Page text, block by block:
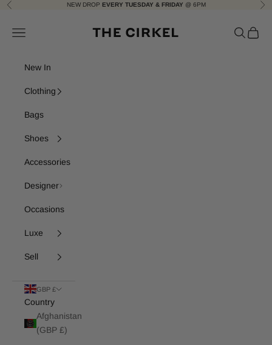
Skip to content
Previous NEW DROP EVERY TUESDAY & FRIDAY @ 6PM
Navigation menu Search
Cart
New In
Clothing
Bags
Shoes
Accessories
Designer
Occasions
Luxe
Sell
GBP £
Country
Afghanistan
(GBP £)